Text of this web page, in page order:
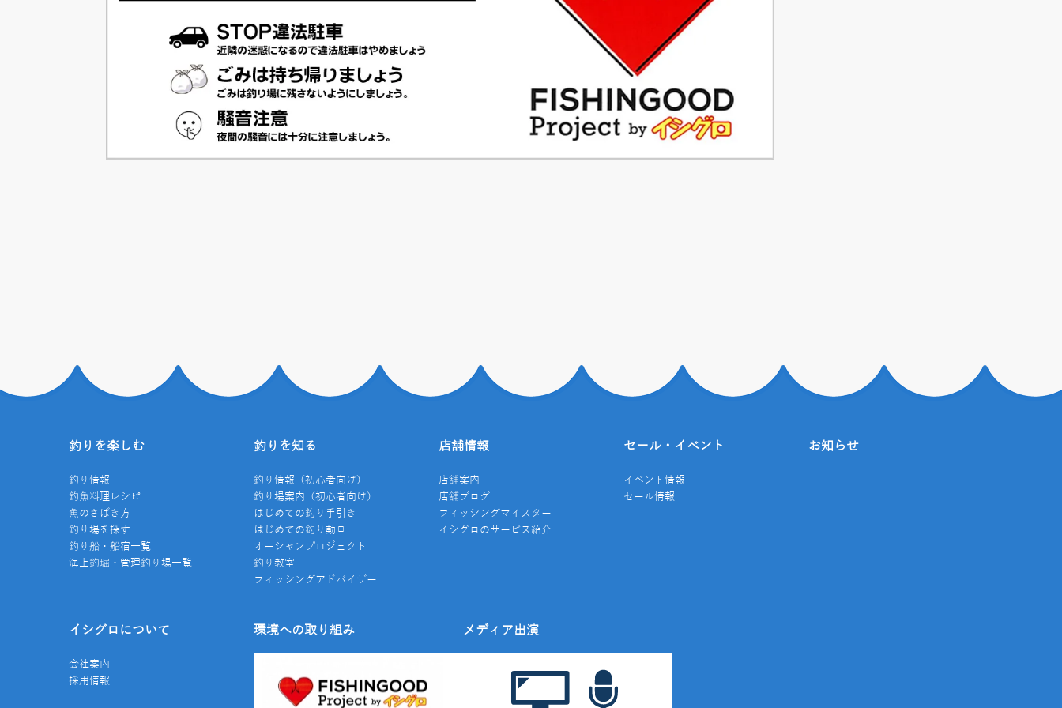
釣りを楽しむ
釣り情報
釣魚料理レシピ
魚のさばき方
釣り場を探す
釣り船・船宿一覧
海上釣堀・管理釣り場一覧
釣りを知る
釣り情報（初心者向け）
釣り場案内（初心者向け）
はじめての釣り手引き
はじめての釣り動画
オーシャンプロジェクト
釣り教室
フィッシングアドバイザー
店舗情報
店舗案内
店舗ブログ
フィッシングマイスター
イシグロのサービス紹介
セール・イベント
イベント情報
セール情報
お知らせ
イシグロについて
会社案内
採用情報
環境への取り組み メディア出演